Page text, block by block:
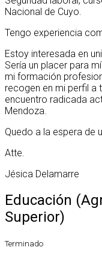
Nacional de Cuyo.
Tengo experiencia
Estoy interesada en
Sería un placer para
mi formación
recogen en mi perfil a
encuentro radicada
Mendoza.
Quedo a la espera de
Atte.
Jésica Delamarre
Educación
Superior)
Terminado